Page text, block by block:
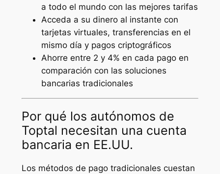
a todo el mundo con las mejores tarifas
Acceda a su dinero al instante con
tarjetas virtuales, transferencias en el
mismo día y pagos criptográficos
Ahorre entre 2 y 4% en cada pago en
comparación con las soluciones
bancarias tradicionales
Por qué los autónomos de
Toptal necesitan una cuenta
bancaria en EE.UU.
Los métodos de pago tradicionales cuestan